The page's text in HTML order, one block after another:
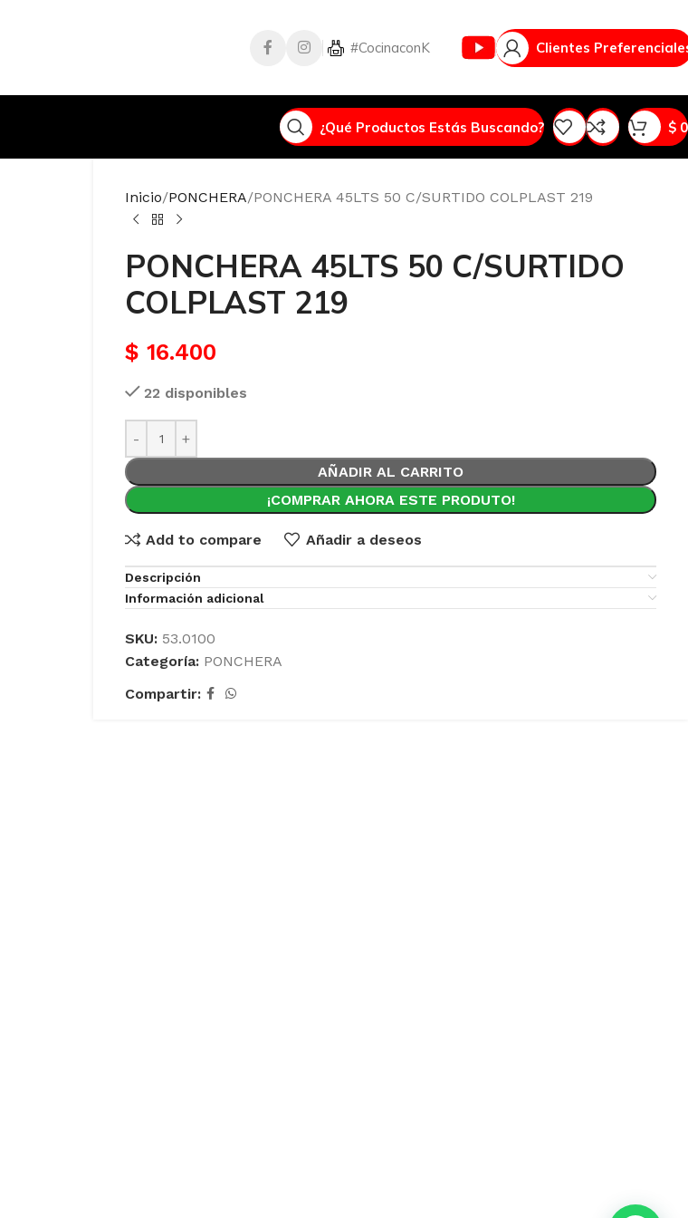
#CocinaconK Clientes
¿Qué Productos Estás Buscando? $ 0
Inicio PONCHERA PONCHERA 45LTS 50 C/SURTIDO COLPLAST 219
PONCHERA 45LTS 50 C/SURTIDO
COLPLAST 219
$ 16.400
22 disponibles
AÑADIR AL CARRITO
¡COMPRAR AHORA ESTE PRODUTO!
Add to compare Añadir a deseos
Descripción
Información adicional
SKU: 53.0100
Categoría: PONCHERA
Compartir: